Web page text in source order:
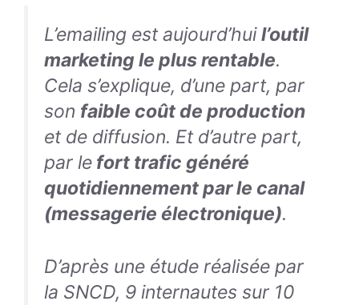
L’emailing est aujourd’huil’outil
marketing le plus rentable.
Cela s’explique, d’une part, par
son faible coût de production
et de diffusion. Et d’autre part,
par le fort trafic généré
quotidiennement par le canal
(messagerie électronique).
D’après une étude réalisée par
la SNCD, 9 internautes sur 10